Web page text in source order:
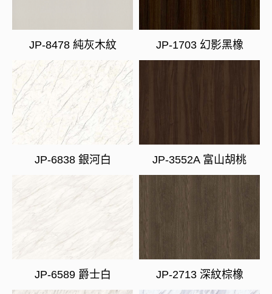
JP-8478 純灰木紋 JP-1703 幻影黑橡
JP-6838 銀河白 JP-3552A 富山胡桃
JP-6589 爵士白 JP-2713 深紋棕橡